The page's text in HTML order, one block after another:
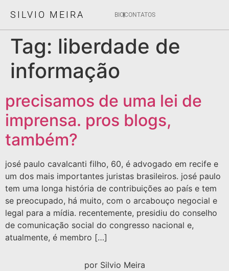
SILVIO MEIRA BIOCONTATOS
Tag: liberdade de
informação
precisamos de uma lei de
imprensa. pros blogs,
também?
josé paulo cavalcanti filho, 60, é advogado em recife e
um dos mais importantes juristas brasileiros. josé paulo
tem uma longa história de contribuições ao país e tem
se preocupado, há muito, com o arcabouço negocial e
legal para a mídia. recentemente, presidiu do conselho
de comunicação social do congresso nacional e,
atualmente, é membro […]
por Silvio Meira